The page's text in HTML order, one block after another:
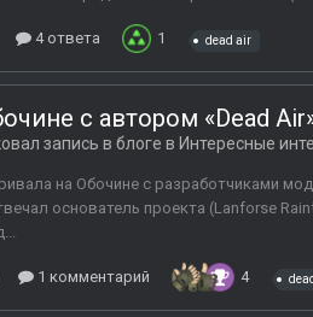
4 ответа 1 dead air
с автором «Dead
запись в блоге в Интересные
на Обочине с разработчиками
основатель проекта (Lanforse
1 комментарий 4